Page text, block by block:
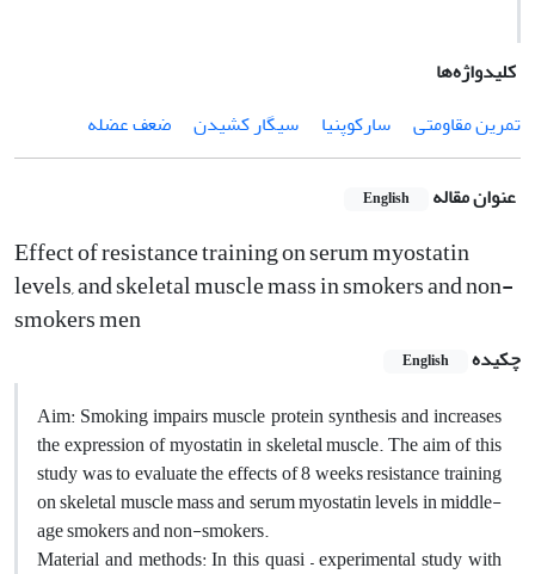
کلیدواژه‌ها
تمرین مقاومتی
سارکوپنیا سیگار کشیدن ضعف عضله
عنوان مقاله English
Effect of resistance training on serum myostatin
levels, and skeletal muscle mass in smokers and non-
smokers men
چکیده English
Aim: Smoking impairs muscle protein synthesis and increases
the expression of myostatin in skeletal muscle. The aim of this
study was to evaluate the effects of 8 weeks resistance training
on skeletal muscle mass and serum myostatin levels in middle-
age smokers and non-smokers.
Material and methods: In this quasi – experimental study with